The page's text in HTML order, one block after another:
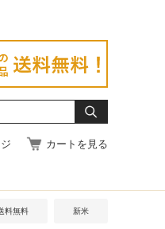
カートを見る
料無料 新米